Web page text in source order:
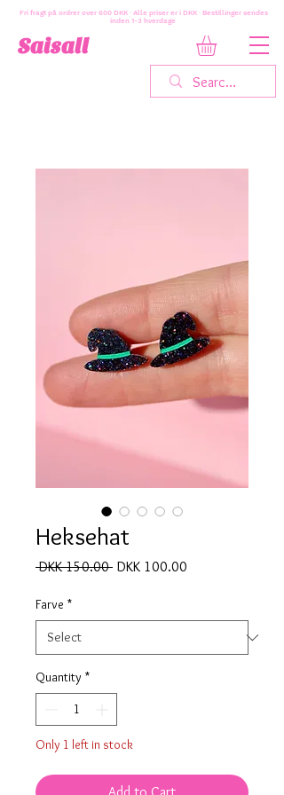
Saisall
Fri fragt på ordrer over 600 DKK · Alle priser er i DKK · Bestillinger sendes
inden 1-3 hverdage
Heksehat
DKK 150.00 Regular
DKK 100.00
Farve *
Quantity *
Only 1 left in stock